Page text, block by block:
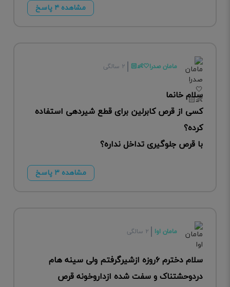
مشاهده ۴ پاسخ
مامان صدرا🤍👶🏻 ۲ سالگی
سلام خانما
کسی از قرص کابرلین برای قطع شیردهی استفاده
کرده؟
با قرص جلوگیری تداخل نداره؟
مشاهده ۳ پاسخ
مامان اوا ۲ سالگی
سلام دخترم ۶روزه ازشیرگرفتم ولی سینه هام
دردوحشتناک و سفت شده ازداروخونه قرص